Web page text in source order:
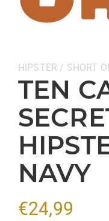
Categorieën:
HIPSTER / SHORT
TEN
NAVY
€24,99